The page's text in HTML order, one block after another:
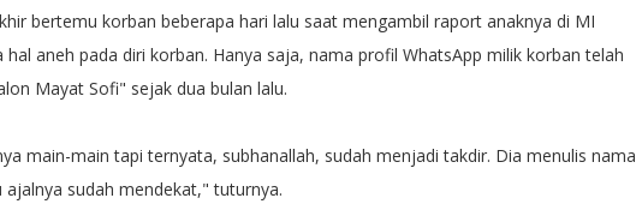
bertemu korban beberapa hari lalu saat mengambil raport anaknya di MI
hal aneh pada diri korban. Hanya saja, nama profil WhatsApp milik korban telah
Mayat Sofi" sejak dua bulan lalu.
main-main tapi ternyata, subhanallah, sudah menjadi takdir. Dia menulis nama
sudah mendekat," tuturnya.